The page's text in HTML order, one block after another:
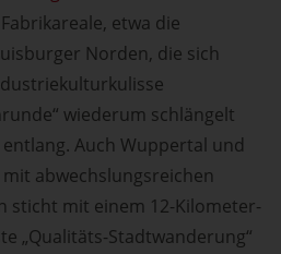
etwa die
Norden, die sich
wiederum schlängelt
Auch Wuppertal und
abwechslungsreichen
sticht mit einem 12-Kilometer-
„Qualitäts-Stadtwanderung“